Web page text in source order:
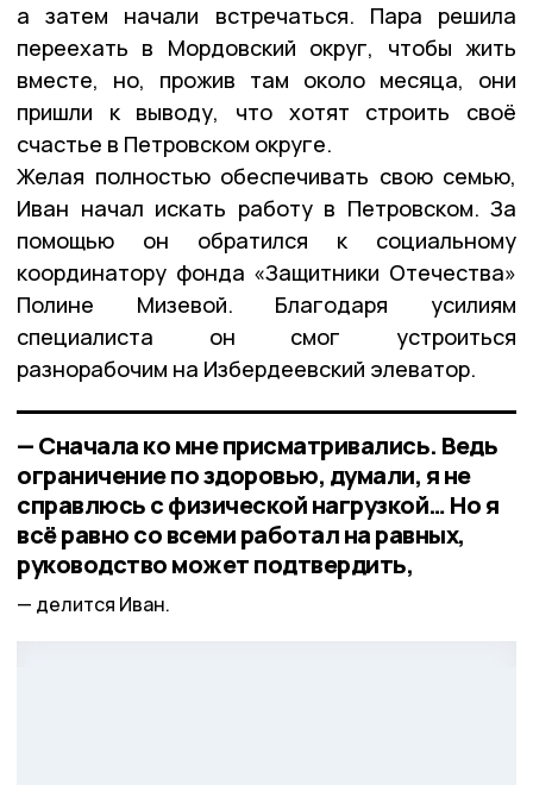
а затем начали встречаться. Пара решила
переехать в Мордовский округ, чтобы жить
вместе, но, прожив там около месяца, они
пришли к выводу, что хотят строить своё
счастье в Петровском округе.
Желая полностью обеспечивать свою семью,
Иван начал искать работу в Петровском. За
помощью он обратился к социальному
координатору фонда «Защитники Отечества»
Полине Мизевой. Благодаря усилиям
специалиста он смог устроиться
разнорабочим на Избердеевский элеватор.
— Сначала ко мне присматривались. Ведь
ограничение по здоровью, думали, я не
справлюсь с физической нагрузкой… Но я
всё равно со всеми работал на равных,
руководство может подтвердить,
делится Иван.